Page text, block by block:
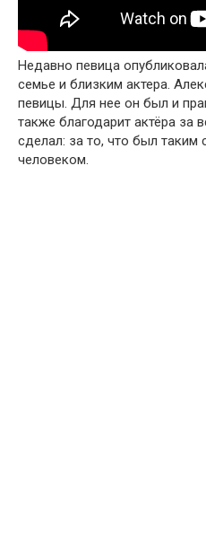
Недавно певица
семье и близким актера.
певицы. Для нее он был и
также благодарит актёра за
сделал: за то, что был
человеком.